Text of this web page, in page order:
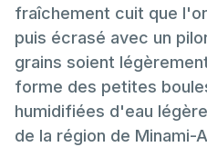
fraîchement cuit que
puis écrasé avec un
grains soient
forme des petites
humidifiées d'eau
de la région de Minami-